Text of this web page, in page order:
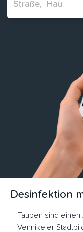
Desinfektion
Tauben sind
Vennikeler